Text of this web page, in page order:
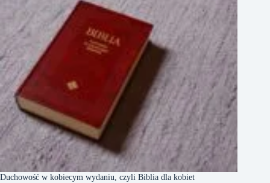
Duchowość w kobiecym wydaniu, czyli Biblia dla kobiet